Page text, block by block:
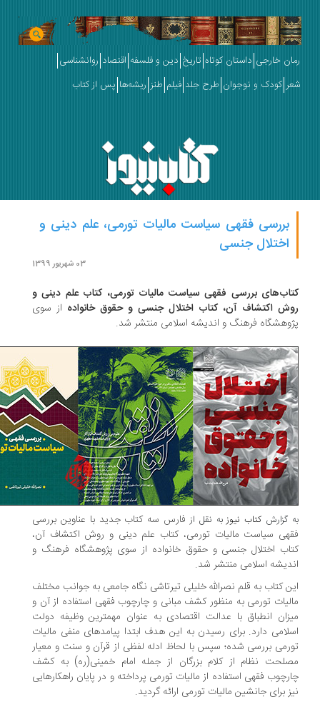
خارجی داستان کوتاه تاریخ دین و فلسفه اقتصاد روانشناسی
کودک و نوجوان طرح جلد فیلم طنز ریشه‌ها پس از کتاب
بررسی فقهی سیاست مالیات تورمی، علم دینی و
اختلال جنسی
بررسی فقهی سیاست مالیات تورمی، کتاب علم دینی و
اکتشاف آن، کتاب اختلال جنسی و حقوق خانوادهاز سوی
فرهنگ و اندیشه اسلامی منتشر شد.
گزارش کتاب نیوز به نقل از فارس سه کتاب جدید با عناوین بررسی
سیاست مالیات تورمی، کتاب علم دینی و روش اکتشاف آن،
اختلال جنسی و حقوق خانواده از سوی پژوهشگاه فرهنگ و
اسلامی منتشر شد.
کتاب به قلم نصرالله خلیلی تیرتاشی نگاه جامعی به جوانب مختلف
تورمی به منظور کشف مبانی و چارچوب فقهی استفاده از آن و
انطباق با عدالت اقتصادی به عنوان مهم­ترین وظیفه دولت
دارد. برای رسیدن به این هدف ابتدا پیامدهای منفی مالیات
بررسی شده؛ سپس با لحاظ ادله لفظی از قرآن و سنت و معیار
نظام از کلام بزرگان از جمله امام خمینی(ره) به کشف
فقهی استفاده از مالیات تورمی پرداخته و در پایان راهکارهایی
برای جانشین مالیات تورمی ارائه گردید.